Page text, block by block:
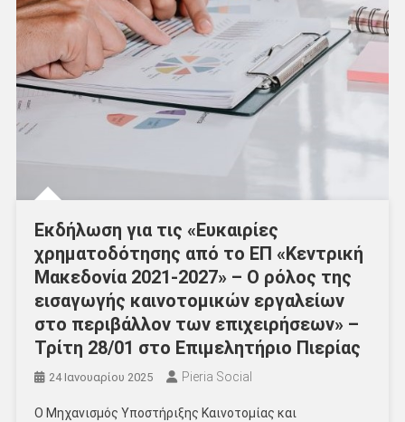
Εκδήλωση για τις «Ευκαιρίες
χρηματοδότησης από το ΕΠ «Κεντρική
Μακεδονία 2021-2027» – Ο ρόλος της
εισαγωγής καινοτομικών εργαλείων
στο περιβάλλον των επιχειρήσεων» –
Τρίτη 28/01 στο Επιμελητήριο Πιερίας
24 Ιανουαρίου 2025 Pieria Social
Ο Μηχανισμός Υποστήριξης Καινοτομίας και